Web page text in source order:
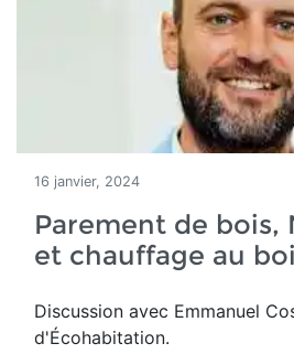
16 janvier, 2024
Parement de bois,
et chauffage au
Discussion avec Emmanuel
d'Écohabitation.